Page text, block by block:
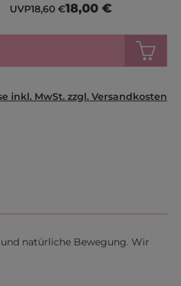
UVP18,60 €18,00 €
inkl. MwSt. zzgl. Versandkosten
natürliche Bewegung. Wir